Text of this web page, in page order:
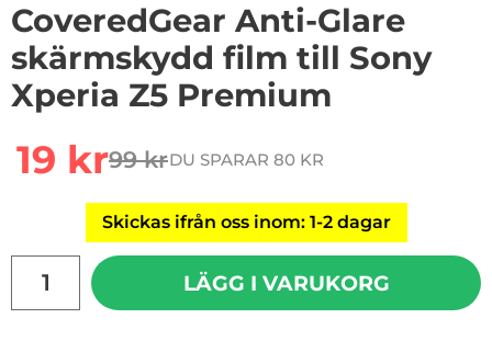
CoveredGear Anti-Glare
skärmskydd film till Sony
Xperia Z5 Premium
rea pris
19 krtidigare pris
99 krDU SPARAR 80 KR
Skickas ifrån oss inom: 1-2 dagar
LÄGG I VARUKORG